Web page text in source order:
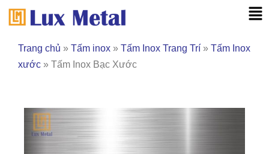
Nhảy
tới
Trang chủ » Tấm inox » Tấm Inox Trang Trí» Tấm Inox
xước » Tấm Inox Bạc Xước